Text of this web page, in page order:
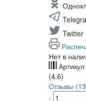
Twitter
Нет в
Артикул
(4.6)
Отзывы
-